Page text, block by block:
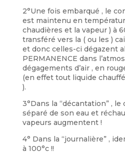
2°Une fois embarqué , le
est maintenu en
chaudières et la vapeur ) à
transféré vers la ( ou les )
et donc celles-ci dégazent
PERMANENCE dans
dégagements d’air , en
(en effet tout liquide
).
3°Dans la “décantation” ,
séparé de son eau et
vapeurs augmentent !
4° Dans la “journalière” ,
à 100°c !!